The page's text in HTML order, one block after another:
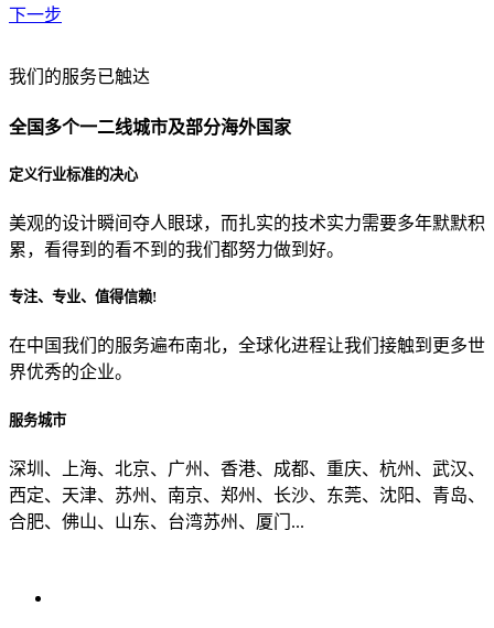
下一步
贵公司预算范围是？
贵公司的团队规模是？
目前主要的营销渠道是？
我们的服务已触达
全国多个一二线城市及部分海外国家
定义行业标准的决心
美观的设计瞬间夺人眼球，而扎实的技术实力需要多年默默积
累，看得到的看不到的我们都努力做到好。
专注、专业、值得信赖!
在中国我们的服务遍布南北，全球化进程让我们接触到更多世
界优秀的企业。
服务城市
深圳、上海、北京、广州、香港、成都、重庆、杭州、武汉、
西定、天津、苏州、南京、郑州、长沙、东莞、沈阳、青岛、
合肥、佛山、山东、台湾苏州、厦门...